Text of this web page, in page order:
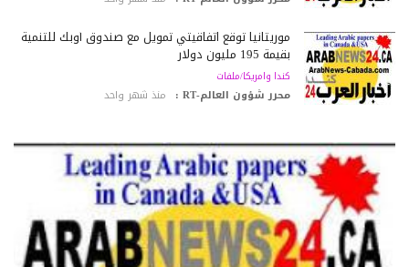
موريتانيا توقع اتفاقيتي تمويل مع صندوق أوبك للتنمية
بقيمة 195 مليون دولار
كندا وامريكا/ملفات
محرر شؤون العالم-RT : منذ شهر واحد